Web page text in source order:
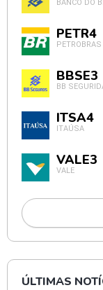
BANCO DO
PETR4
PETROBRAS
BBSE3
BB
ITSA4
ITAÚSA
VALE3
VALE
ÚLTIMAS